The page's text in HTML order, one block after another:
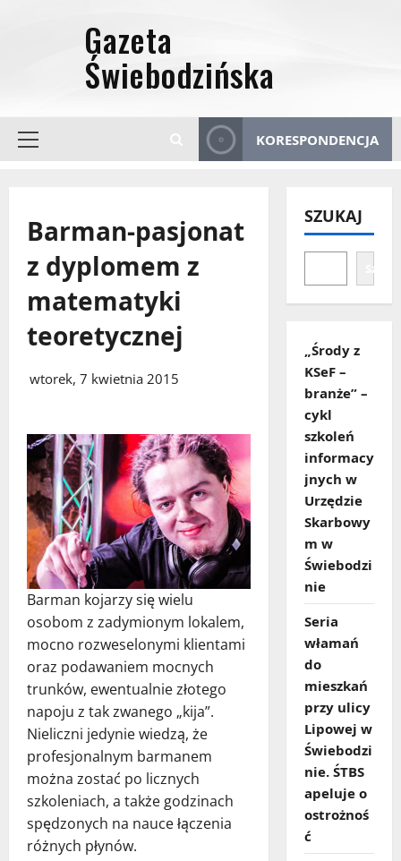
Menu
KORESPONDENCJA
Barman-pasjonat
z dyplomem z
matematyki
teoretycznej
wtorek, 7 kwietnia 2015
Barman kojarzy się wielu
osobom z zadymionym lokalem,
mocno rozweselonymi klientami
oraz podawaniem mocnych
trunków, ewentualnie złotego
napoju z tak zwanego „kija”.
Nieliczni jedynie wiedzą, że
profesjonalnym barmanem
można zostać po licznych
szkoleniach, a także godzinach
spędzonych na nauce łączenia
różnych płynów.
SZUKAJ
„Środy z
KSeF –
branże” –
cykl
szkoleń
informacy
jnych w
Urzędzie
Skarbowy
m w
Świebodzi
nie
Seria
włamań
do
mieszkań
przy ulicy
Lipowej w
Świebodzi
nie. ŚTBS
apeluje o
ostrożnoś
ć